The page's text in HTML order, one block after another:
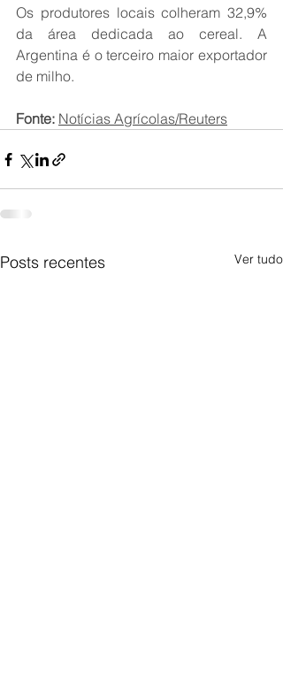
Os produtores locais colheram 32,9%
da área dedicada ao cereal. A
Argentina é o terceiro maior exportador
de milho.
Fonte: Notícias Agrícolas/Reuters
Posts recentes Ver tudo